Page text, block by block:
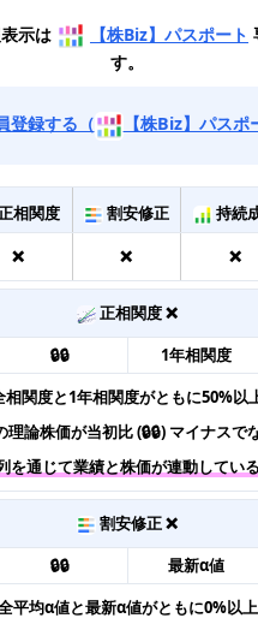
示は 【株Biz】パスポート
す。
登録する（ 【株Biz】パスポ
相関度 割安修正 持続
❌ ❌ ❌
正相関度 ❌
🔒🔒 1年相関度
相関度と1年相関度がともに50%以
理論株価が当初比 (🔒🔒) マイナスで
を通じて業績と株価が連動してい
割安修正 ❌
🔒🔒 最新α値
平均α値と最新α値がともに0%以上